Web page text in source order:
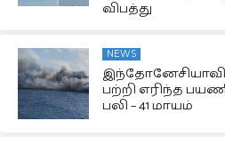
விபத்து
NEWS
பற்றி எரிந்த
பலி – 41 மாயம்